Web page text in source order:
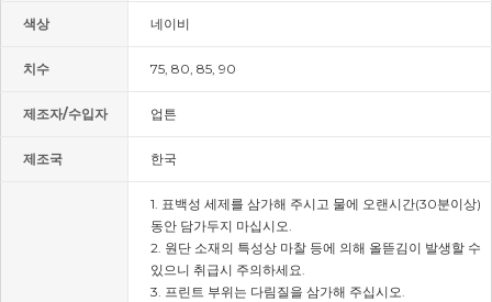
색상 네이비
치수 75, 80, 85, 90
제조자/수입자 업튼
제조국 한국
1. 표백성 세제를 삼가해 주시고 물에 오랜시간(30분이상)
동안 담가두지 마십시오.
2. 원단 소재의 특성상 마찰 등에 의해 올뜯김이 발생할 수
있으니 취급시 주의하세요.
3. 프린트 부위는 다림질을 삼가해 주십시오.